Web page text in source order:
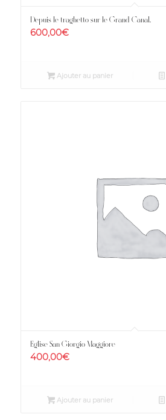
Depuis le traghetto sur le Grand Canal.
600,00€
Ajouter au panier
Eglise San Giorgio Maggiore
400,00€
Ajouter au panier